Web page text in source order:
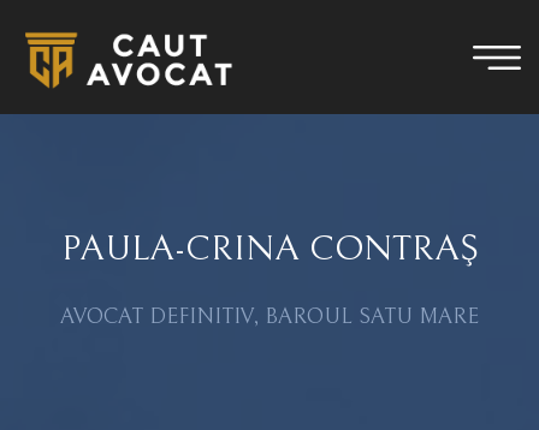
PAULA-CRINA CONTRAŞ
AVOCAT DEFINITIV, BAROUL SATU MARE